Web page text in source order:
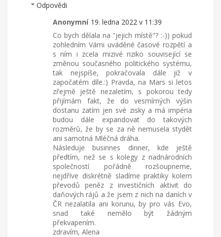
Odpovědi
Anonymní 19. ledna 2022 v 11:39
Co bych dělala na "jejich místě"? :-)) pokud
zohledním Vámi uváděné časové rozpětí a
s ním i zcela mizivé riziko související se
změnou současného politického systému,
tak nejspíše, pokračovala dále již v
započatém díle.:) Pravda, na Mars si letos
zřejmě ještě nezaletím, s pokorou tedy
přijímám fakt, že do vesmírných výšin
dostanu zatím jen své zisky a má impéria
budou dále expandovat do takových
rozměrů, že by se za ně nemusela stydět
ani samotná Mléčná dráha.
Následuje businnes dinner, kde ještě
předtím, než se s kolegy z nadnárodních
společností pořádně rozšoupneme,
nejdříve diskrétně sladíme praktiky kolem
převodů peněz z investičních aktivit do
daňových rájů a že jsem z nich na daních v
ČR nezalatila ani korunu, by pro vás Evo,
snad také nemělo být žádným
překvapením.
zdravím, Alena